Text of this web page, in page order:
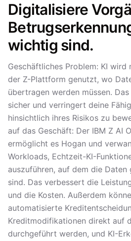
Digitalisiere
wichtig sind.
Geschäftliches Problem: KI wird
der Z-Plattform genutzt, wo
übertragen werden müssen.
sicher und verringert deine
hinsichtlich ihres Risikos zu
auf das Geschäft: Der IBM Z AI
ermöglicht es Hogan und
Workloads, Echtzeit-KI-
auszuführen, auf dem die
sind. Das verbessert die
und die Kosten. Außerdem
automatisierte
Kreditmodifikationen direkt auf
durchgeführt werden, und KI-